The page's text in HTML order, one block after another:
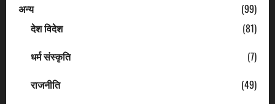
अन्य
(99)
देश विदेश
(81)
धर्म संस्कृति
(7)
राजनीति
(49)